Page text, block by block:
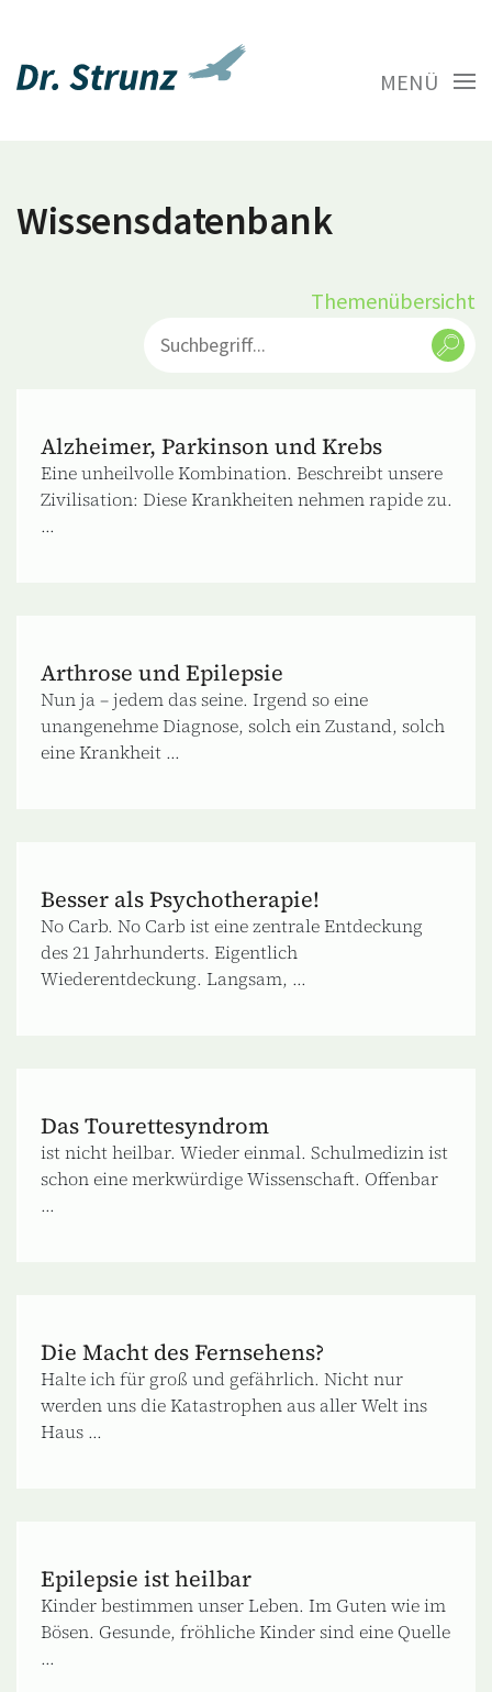
MENÜ
Wissensdatenbank
Themenübersicht
Alzheimer, Parkinson und Krebs
Eine unheilvolle Kombination. Beschreibt unsere
Zivilisation: Diese Krankheiten nehmen rapide zu.
...
Arthrose und Epilepsie
Nun ja – jedem das seine. Irgend so eine
unangenehme Diagnose, solch ein Zustand, solch
eine Krankheit ...
Besser als Psychotherapie!
No Carb. No Carb ist eine zentrale Entdeckung
des 21 Jahrhunderts. Eigentlich
Wiederentdeckung. Langsam, ...
Das Tourettesyndrom
ist nicht heilbar. Wieder einmal. Schulmedizin ist
schon eine merkwürdige Wissenschaft. Offenbar
...
Die Macht des Fernsehens?
Halte ich für groß und gefährlich. Nicht nur
werden uns die Katastrophen aus aller Welt ins
Haus ...
Epilepsie ist heilbar
Kinder bestimmen unser Leben. Im Guten wie im
Bösen. Gesunde, fröhliche Kinder sind eine Quelle
...